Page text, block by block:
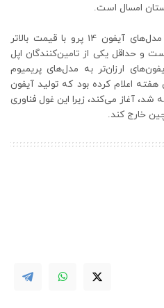
امسال است.
بلومبرگ گزارش داد که تقاضا برای مدل‌های آیفون 14 پرو با قیمت بالاتر
و حداقل یکی از تامین‌کنندگان اپل
ارزان‌تر به مدل‌های پریمیوم
اعلام کرده بود که تولید آیفون
شد، آغاز می‌کند، زیرا این غول فناوری
خارج کند.